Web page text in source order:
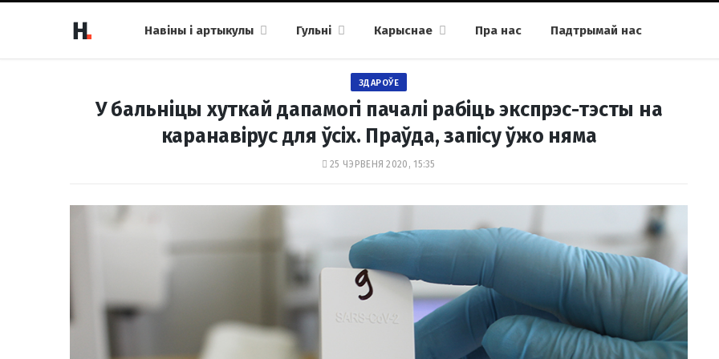
Навіны і артыкулы Гульні Карыснае Пра нас Падтрымай нас
ЗДАРОЎЕ
У бальніцы хуткай дапамогі пачалі рабіць экспрэс-тэсты на
каранавірус для ўсіх. Праўда, запісу ўжо няма
25 ЧЭРВЕНЯ 2020, 15:35